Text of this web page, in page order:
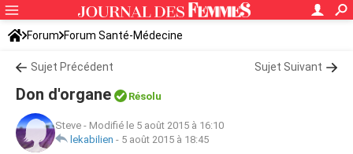
Forum Forum Santé-Médecine
Symptômes et maladies courantes
Sujet Précédent Sujet Suivant
Don d'organe Résolu
Steve - Modifié le 5 août 2015 à 16:10
lekabilien - 5 août 2015 à 18:45